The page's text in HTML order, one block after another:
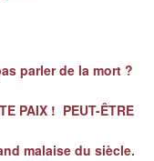
parler de la mort ?
PAIX ! PEUT-ÊTRE
malaise du siècle.